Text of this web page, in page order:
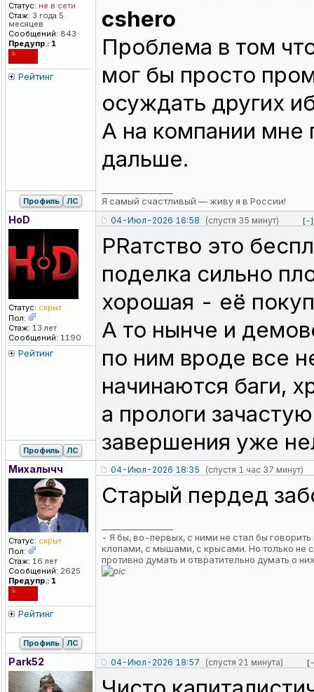
Статус: не в сети
Стаж: 3 года 5
месяцев
Сообщений: 843
Предупр.: 1
Рейтинг
cshero
Проблема в том
мог бы просто
осуждать других
А на компании мне
дальше.
Я самый счастливый — живу я в России!
Профиль ЛС
HoD
Статус: скрыт
Пол:
Стаж: 13 лет
Сообщений: 1190
Рейтинг
04-Июл-2026 16:58 (спустя 35 минут) [-]
PRатство это
поделка сильно
хорошая - её
А то нынче и
по ним вроде все
начинаются баги,
а прологи
завершения уже
Профиль ЛС
Михалычч
Статус: скрыт
Пол:
Стаж: 16 лет
Сообщений: 2625
Предупр.: 1
Рейтинг
04-Июл-2026 18:35 (спустя 1 час 37 минут)
Старый пердед
- Я бы, во-первых, с ними не стал бы
клопами, с мышами, с крысами. Но только не
противно думать и отвратительно думать о
Профиль ЛС
Park52 04-Июл-2026 18:57 (спустя 21 минута)